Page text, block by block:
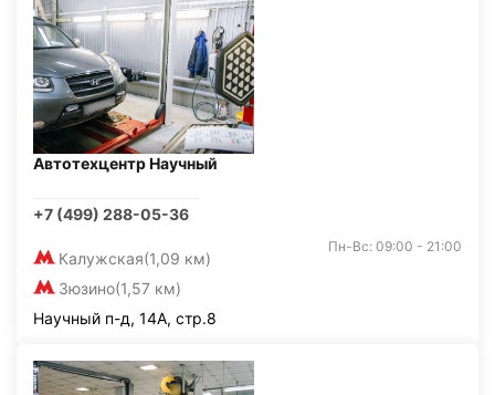
Автотехцентр Научный
+7 (499) 288-05-36
Калужская(1,09 км)
Зюзино(1,57 км)
Пн-Вс: 09:00 - 21:00
Научный п-д, 14А, стр.8